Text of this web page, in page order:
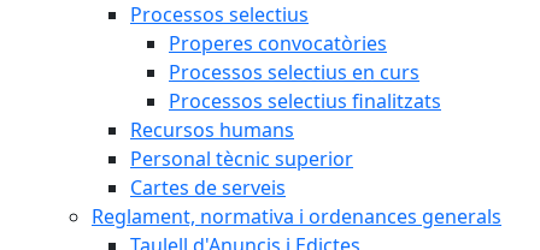
Processos selectius
Properes convocatòries
Processos selectius en curs
Processos selectius finalitzats
Recursos humans
Personal tècnic superior
Cartes de serveis
Reglament, normativa i ordenances generals